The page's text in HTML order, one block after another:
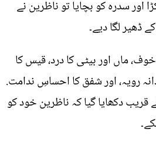
اور سدرہ کو بچایا تو ناظرین نے
ڈھیر لگا دیے۔
ماں اور بیٹی کا درد، قیس کا
رویہ، اور شفق کا احساسِ ندامت.
دکھایا گیا کہ ناظرین خود کو